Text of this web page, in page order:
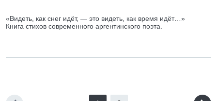
«Видеть, как снег идёт, — это видеть, как время идёт…»
Книга стихов современного аргентинского поэта.